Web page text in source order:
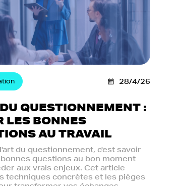
28/4/26
DU QUESTIONNEMENT :
LES BONNES
AU TRAVAIL
du questionnement, c'est savoir
questions au bon moment
aux vrais enjeux. Cet article
techniques concrètes et les pièges